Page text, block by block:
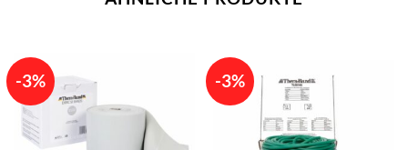
-3% -3%